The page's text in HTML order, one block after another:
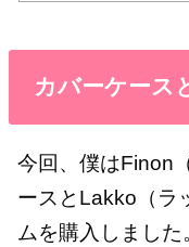
カバーケース
今回、僕はFinon
ースとLakko（ラ
ムを購入しました